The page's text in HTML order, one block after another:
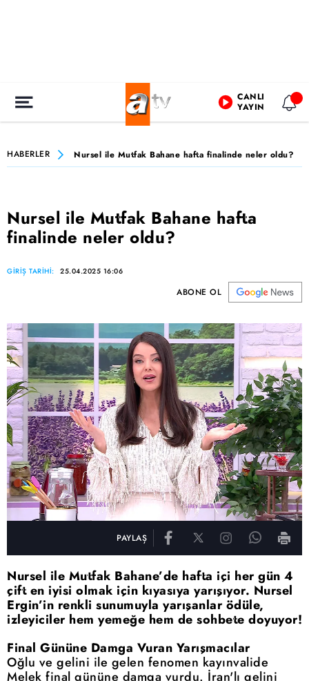
CANLI
YAYIN
HABERLER Nursel ile Mutfak Bahane hafta finalinde neler oldu?
Nursel ile Mutfak Bahane hafta
finalinde neler oldu?
GİRİŞ TARİHİ: 25.04.2025 16:06
ABONE OL
PAYLAŞ
Nursel ile Mutfak Bahane’de hafta içi her gün 4
çift en iyisi olmak için kıyasıya yarışıyor. Nursel
Ergin’in renkli sunumuyla yarışanlar ödüle,
izleyiciler hem yemeğe hem de sohbete doyuyor!
Final Gününe Damga Vuran Yarışmacılar
Oğlu ve gelini ile gelen fenomen kayınvalide
Melek final gününe damga vurdu. İran'lı gelini